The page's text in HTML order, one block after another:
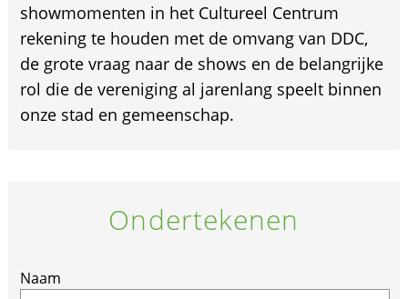
showmomenten in het Cultureel Centrum
rekening te houden met de omvang van DDC,
de grote vraag naar de shows en de belangrijke
rol die de vereniging al jarenlang speelt binnen
onze stad en gemeenschap.
Ondertekenen
If
Naam